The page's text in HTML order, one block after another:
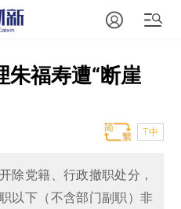
朱福寿遭“断崖
T中
除党籍、行政撤职处分，
以下（不含部门副职）非